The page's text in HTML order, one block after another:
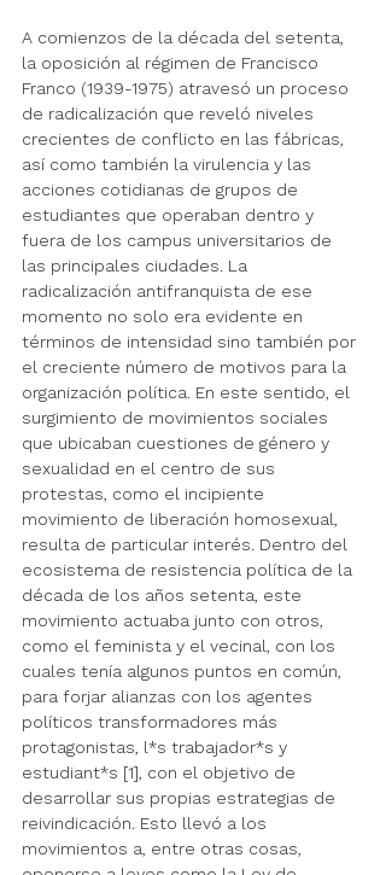
A comienzos de la década del setenta,
la oposición al régimen de Francisco
Franco (1939-1975) atravesó un proceso
de radicalización que reveló niveles
crecientes de conflicto en las fábricas,
así como también la virulencia y las
acciones cotidianas de grupos de
estudiantes que operaban dentro y
fuera de los campus universitarios de
las principales ciudades. La
radicalización antifranquista de ese
momento no solo era evidente en
términos de intensidad sino también por
el creciente número de motivos para la
organización política. En este sentido, el
surgimiento de movimientos sociales
que ubicaban cuestiones de género y
sexualidad en el centro de sus
protestas, como el incipiente
movimiento de liberación homosexual,
resulta de particular interés. Dentro del
ecosistema de resistencia política de la
década de los años setenta, este
movimiento actuaba junto con otros,
como el feminista y el vecinal, con los
cuales tenía algunos puntos en común,
para forjar alianzas con los agentes
políticos transformadores más
protagonistas, l*s trabajador*s y
estudiant*s [1], con el objetivo de
desarrollar sus propias estrategias de
reivindicación. Esto llevó a los
movimientos a, entre otras cosas,